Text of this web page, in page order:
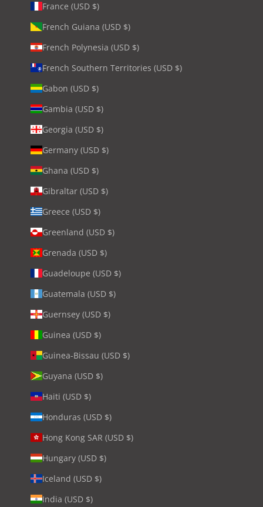
France (USD $)
French Guiana (USD $)
French Polynesia (USD $)
French Southern Territories (USD $)
Gabon (USD $)
Gambia (USD $)
Georgia (USD $)
Germany (USD $)
Ghana (USD $)
Gibraltar (USD $)
Greece (USD $)
Greenland (USD $)
Grenada (USD $)
Guadeloupe (USD $)
Guatemala (USD $)
Guernsey (USD $)
Guinea (USD $)
Guinea-Bissau (USD $)
Guyana (USD $)
Haiti (USD $)
Honduras (USD $)
Hong Kong SAR (USD $)
Hungary (USD $)
Iceland (USD $)
India (USD $)